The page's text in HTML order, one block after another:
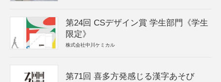
第24回 CSデザイン賞 学生部門《学生
限定》
株式会社中川ケミカル
第71回 喜多方発感じる漢字あそび